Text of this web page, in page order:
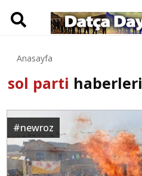
Anasayfa
sol parti haberleri
#newroz